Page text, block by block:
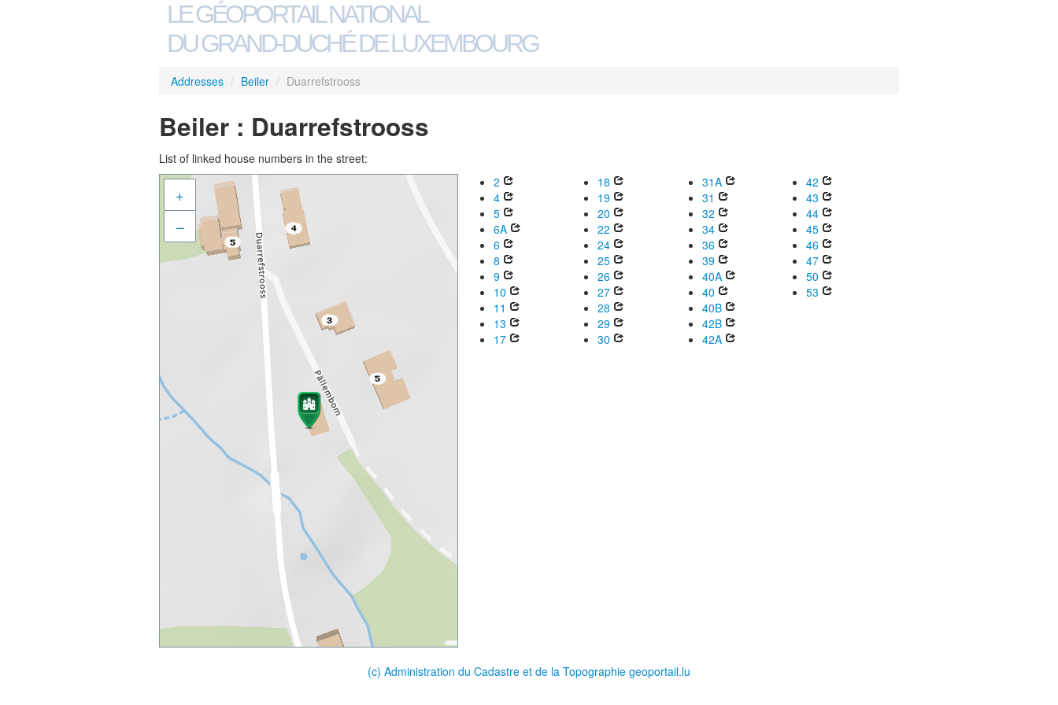
LE GÉOPORTAIL NATIONAL
DU GRAND-DUCHÉ DE LUXEMBOURG
Addresses / Beiler / Duarrefstrooss
Beiler : Duarrefstrooss
List of linked house numbers in the street:
+
–
2
4
5
6A
6
8
9
10
11
13
17
18
19
20
22
24
25
26
27
28
29
30
31A
31
32
34
36
39
40A
40
40B
42B
42A
42
43
44
45
46
47
50
53
(c) Administration du Cadastre et de la Topographie geoportail.lu